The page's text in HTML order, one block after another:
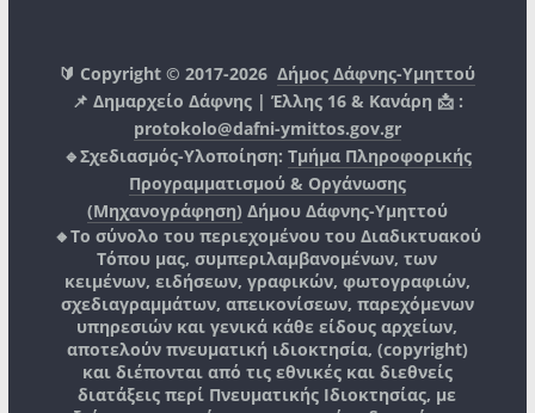
🔰 Copyright © 2017-2026Δήμος Δάφνης-Υμηττού
📌 Δημαρχείο Δάφνης | Έλλης 16 & Κανάρη 📩 :
protokolo@dafni-ymittos.gov.gr
🔹Σχεδιασμός-Υλοποίηση: Τμήμα Πληροφορικής
Προγραμματισμού & Οργάνωσης
(Μηχανογράφηση) Δήμου Δάφνης-Υμηττού
🔸Το σύνολο του περιεχομένου του Διαδικτυακού
Τόπου μας, συμπεριλαμβανομένων, των
κειμένων, ειδήσεων, γραφικών, φωτογραφιών,
σχεδιαγραμμάτων, απεικονίσεων, παρεχόμενων
υπηρεσιών και γενικά κάθε είδους αρχείων,
αποτελούν πνευματική ιδιοκτησία, (copyright)
και διέπονται από τις εθνικές και διεθνείς
διατάξεις περί Πνευματικής Ιδιοκτησίας, με